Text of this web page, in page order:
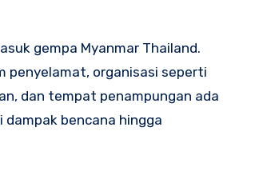
gempa Myanmar Thailand.
penyelamat, organisasi seperti
dan tempat penampungan ada
bencana hingga